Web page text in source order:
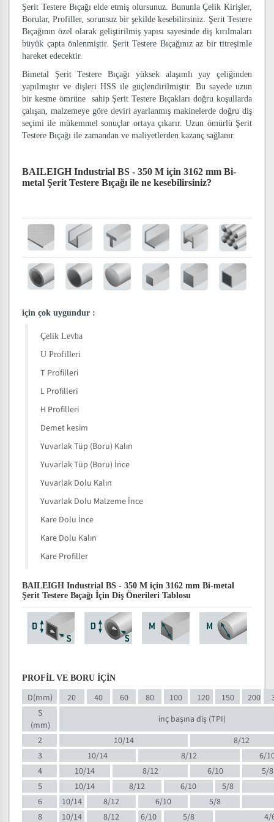
Şerit Testere Bıçağı elde etmiş olursunuz. Bununla Çelik Kirişler,
Borular, Profiller, sorunsuz bir şekilde kesebilirsiniz. Şerit Testere
Bıçağının özel olarak geliştirilmiş yapısı sayesinde diş kırılmaları
büyük çapta önlenmiştir. Şerit Testere Bıçağınız az bir titreşimle
hareket edecektir.
Bimetal Şerit Testere Bıçağı yüksek alaşımlı yay çeliğinden
yapılmıştır ve dişleri HSS ile güçlendirilmiştir. Bu sayede uzun
bir kesme ömrüne sahip Şerit Testere Bıçakları doğru koşullarda
çalışan, malzemeye göre deviri ayarlanmış makinelerde doğru diş
seçimi ile mükemmel sonuçlar ortaya çıkarır. Uzun ömürlü Şerit
Testere Bıçağı ile zamandan ve maliyetlerden kazanç sağlanır.
BAILEIGH Industrial BS - 350 M için 3162 mm Bi-
metal Şerit Testere Bıçağı ile ne kesebilirsiniz?
için çok uygundur :
Çelik Levha
U Profilleri
T Profilleri
L Profilleri
H Profilleri
Demet kesim
Yuvarlak Tüp (Boru) Kalın
Yuvarlak Tüp (Boru) İnce
Yuvarlak Dolu Kalın
Yuvarlak Dolu Malzeme İnce
Kare Dolu İnce
Kare Dolu Kalın
Kare Profiller
BAILEIGH Industrial BS - 350 M için 3162 mm Bi-metal
Şerit Testere Bıçağı İçin Diş Önerileri Tablosu
PROFİL VE BORU İÇİN
D(mm) 20 40 60 80 100 120 150 200
S
(mm)
inç başına diş (TPI)
2
10/14
8/12
3
10/14 8/12
6/
4
10/14 8/12 6/10
5/8
5
10/14 8/12 6/10
5/8
6
10/14 8/12 6/10
5/8
8
10/14 8/12 6/10 5/8
4/